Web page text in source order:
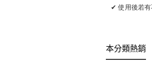
✔ 使用後若有
本分類熱銷